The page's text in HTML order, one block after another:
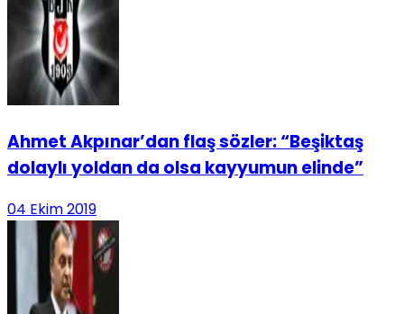
Ahmet Akpınar’dan flaş sözler: “Beşiktaş
dolaylı yoldan da olsa kayyumun elinde”
04 Ekim 2019